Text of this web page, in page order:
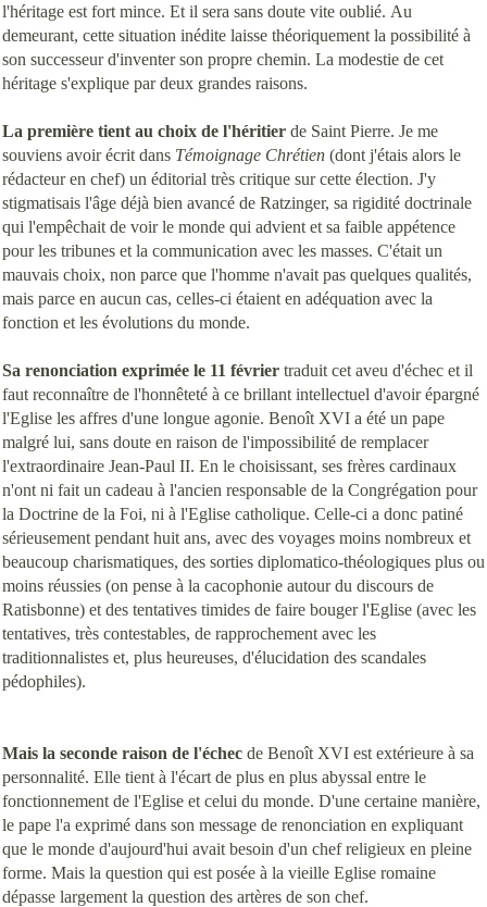
l'héritage est fort mince. Et il sera sans doute vite oublié. Au
demeurant, cette situation inédite laisse théoriquement la possibilité à
son successeur d'inventer son propre chemin. La modestie de cet
héritage s'explique par deux grandes raisons.
La première tient au choix de l'héritier de Saint Pierre. Je me
souviens avoir écrit dans Témoignage Chrétien (dont j'étais alors le
rédacteur en chef) un éditorial très critique sur cette élection. J'y
stigmatisais l'âge déjà bien avancé de Ratzinger, sa rigidité doctrinale
qui l'empêchait de voir le monde qui advient et sa faible appétence
pour les tribunes et la communication avec les masses. C'était un
mauvais choix, non parce que l'homme n'avait pas quelques qualités,
mais parce en aucun cas, celles-ci étaient en adéquation avec la
fonction et les évolutions du monde.
Sa renonciation exprimée le 11 février traduit cet aveu d'échec et il
faut reconnaître de l'honnêteté à ce brillant intellectuel d'avoir épargné
l'Eglise les affres d'une longue agonie. Benoît XVI a été un pape
malgré lui, sans doute en raison de l'impossibilité de remplacer
l'extraordinaire Jean-Paul II. En le choisissant, ses frères cardinaux
n'ont ni fait un cadeau à l'ancien responsable de la Congrégation pour
la Doctrine de la Foi, ni à l'Eglise catholique. Celle-ci a donc patiné
sérieusement pendant huit ans, avec des voyages moins nombreux et
beaucoup charismatiques, des sorties diplomatico-théologiques plus ou
moins réussies (on pense à la cacophonie autour du discours de
Ratisbonne) et des tentatives timides de faire bouger l'Eglise (avec les
tentatives, très contestables, de rapprochement avec les
traditionnalistes et, plus heureuses, d'élucidation des scandales
pédophiles).
Mais la seconde raison de l'échec de Benoît XVI est extérieure à sa
personnalité. Elle tient à l'écart de plus en plus abyssal entre le
fonctionnement de l'Eglise et celui du monde. D'une certaine manière,
le pape l'a exprimé dans son message de renonciation en expliquant
que le monde d'aujourd'hui avait besoin d'un chef religieux en pleine
forme. Mais la question qui est posée à la vieille Eglise romaine
dépasse largement la question des artères de son chef.